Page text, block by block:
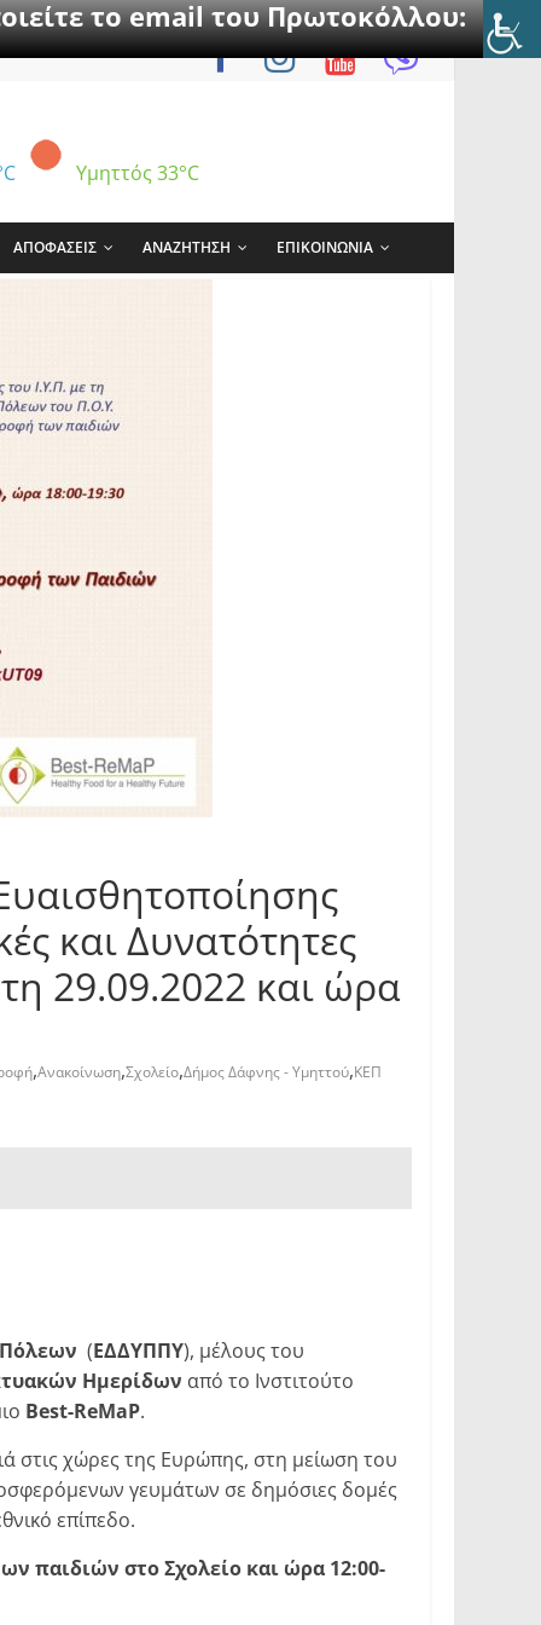
το email του Πρωτοκόλλου:
Υμηττός 33°C
ΑΠΟΦΑΣΕΙΣ ΑΝΑΖΗΤΗΣΗ ΕΠΙΚΟΙΝΩΝΙΑ
και Δυνατότητες
29.09.2022 και ώρα
,Ανακοίνωση,Σχολείο,Δήμος Δάφνης - Υμηττού,ΚΕΠ
Πόλεων (ΕΔΔΥΠΠΥ), μέλους του
Ημερίδων από το Ινστιτούτο
Best-ReMaP.
στις χώρες της Ευρώπης, στη μείωση του
γευμάτων σε δημόσιες δομές
επίπεδο.
παιδιών στο Σχολείο και ώρα 12:00-